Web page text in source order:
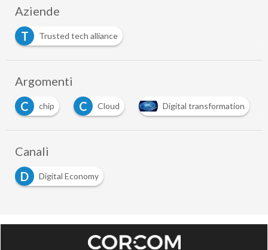
Aziende
T
Trusted tech alliance
Argomenti
C
Cloud Digital transformation T telco
Canali
D
Digital Economy